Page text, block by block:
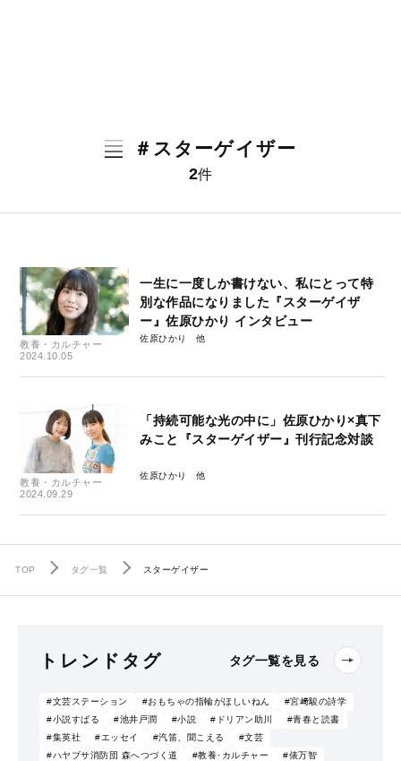
＃スターゲイザー
2件
教養・カルチャー
2024.10.05
一生に一度しか書けない、私にとって特
別な作品になりました『スターゲイザ
ー』佐原ひかり インタビュー
佐原ひかり
教養・カルチャー
2024.09.29
「持続可能な光の中に」佐原ひかり×真下
みこと『スターゲイザー』刊行記念対談
佐原ひかり
TOP タグ一覧 スターゲイザー
トレンドタグ タグ一覧を見る
#文芸ステーション #おもちゃの指輪がほしいねん
#宮﨑駿の詩学
#小説すばる
#池井戸潤 #小説 #ドリアン助川
#青春と読書
#集英社
#エッセイ #汽笛、聞こえる
#文芸
#ハヤブサ消防団 森へつづく道
#教養･カルチャー #俵万智